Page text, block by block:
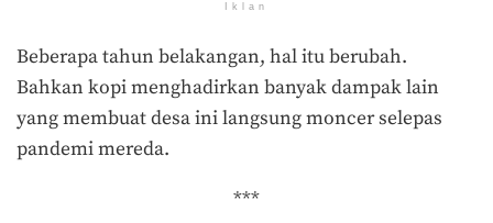
Iklan
Beberapa tahun belakangan, hal itu berubah.
Bahkan kopi menghadirkan banyak dampak lain
yang membuat desa ini langsung moncer selepas
pandemi mereda.
***